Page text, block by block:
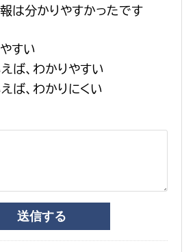
は分かりやすかったです
すい
ば、わかりやすい
ば、わかりにくい